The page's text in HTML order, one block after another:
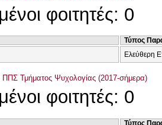
φοιτητές: 0
Τύπος
Ελεύθερη
ΠΠΣ Τμήματος Ψυχολογίας (2017-σήμερα)
φοιτητές: 0
Τύπος